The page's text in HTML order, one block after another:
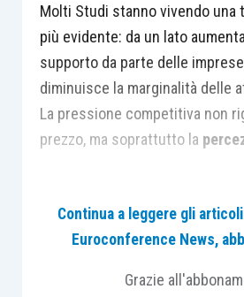
Molti Studi stanno vivendo una
più evidente: da un lato
supporto da parte delle
diminuisce la marginalità delle
La pressione competitiva non
prezzo, ma soprattutto la
esclusivamente in modalità
trasformare il Professionista in
altamente qualificato, ma poco
Continua a leggere gli
Euroconference News,
Grazie